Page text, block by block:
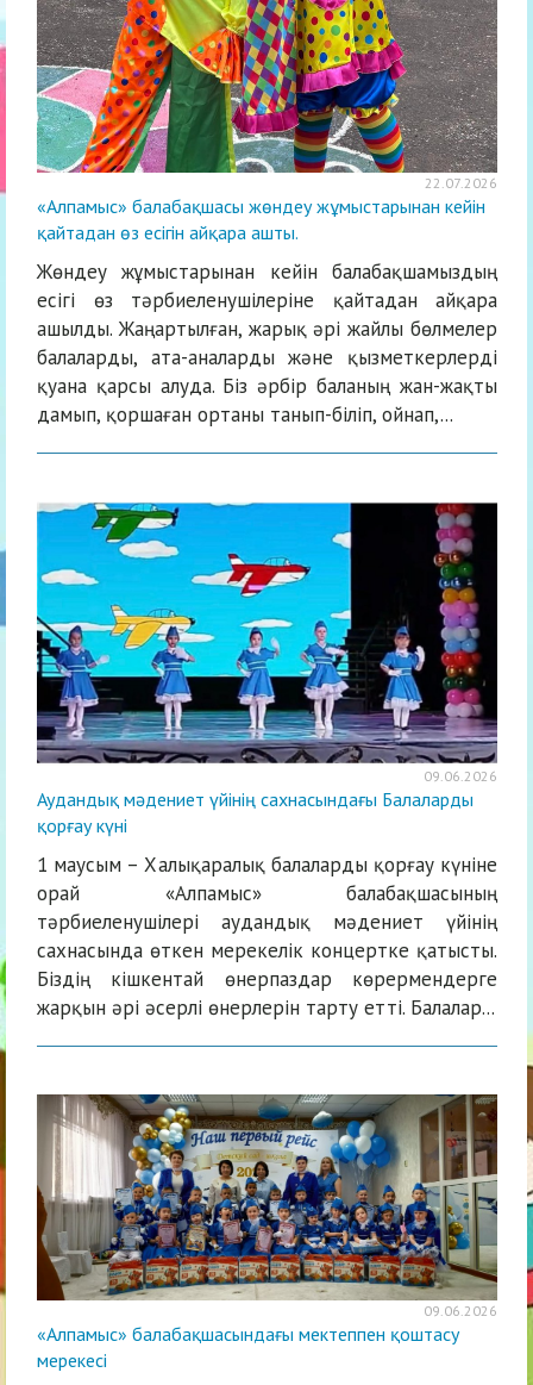
22.07.2026
«Алпамыс» балабақшасы жөндеу жұмыстарынан кейін
қайтадан өз есігін айқара ашты.
Жөндеу жұмыстарынан кейін балабақшамыздың
есігі өз тәрбиеленушілеріне қайтадан айқара
ашылды. Жаңартылған, жарық әрі жайлы бөлмелер
балаларды, ата-аналарды және қызметкерлерді
қуана қарсы алуда. Біз әрбір баланың жан-жақты
дамып, қоршаған ортаны танып-біліп, ойнап,...
09.06.2026
Аудандық мәдениет үйінің сахнасындағы Балаларды
қорғау күні
1 маусым – Халықаралық балаларды қорғау күніне
орай «Алпамыс» балабақшасының
тәрбиеленушілері аудандық мәдениет үйінің
сахнасында өткен мерекелік концертке қатысты.
Біздің кішкентай өнерпаздар көрермендерге
жарқын әрі әсерлі өнерлерін тарту етті. Балалар...
09.06.2026
«Алпамыс» балабақшасындағы мектеппен қоштасу
мерекесі